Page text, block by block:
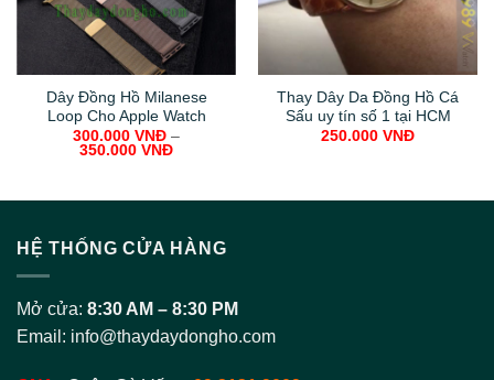
Dây Đồng Hồ Milanese
Loop Cho Apple Watch
300.000 VNĐ –
350.000 VNĐ
Thay Dây Da Đồng Hồ Cá
Sấu uy tín số 1 tại HCM
250.000 VNĐ
HỆ THỐNG CỬA HÀNG
Mở cửa: 8:30 AM – 8:30 PM
Email: info@thaydaydongho.com